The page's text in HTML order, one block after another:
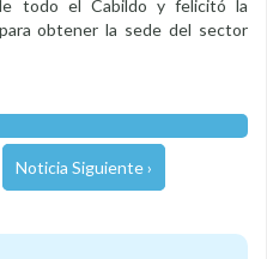
todo el Cabildo y felicitó la
obtener la sede del sector
Noticia Siguiente ›